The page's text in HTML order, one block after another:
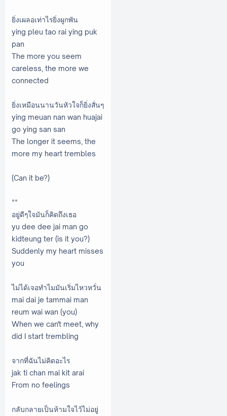
ยิ่งเผลอเท่าไรยิ่งผูกพัน
ying pleu tao rai ying puk
pan
The more you seem
careless, the more we
connected
ยิ่งเหมือนนานวันหัวใจก็ยิ่งสั่นๆ
ying meuan nan wan huajai
go ying san san
The longer it seems, the
more my heart trembles
(Can it be?)
**
อยู่ดีๆใจมันก็คิดถึงเธอ
yu dee dee jai man go
kidteung ter (is it you?)
Suddenly my heart misses
you
ไม่ได้เจอทำไมมันเริ่มไหวหวั่น
mai dai je tammai man
reum wai wan (you)
When we can't meet, why
did I start trembling
จากที่ฉันไม่คิดอะไร
jak ti chan mai kit arai
From no feelings
กลับกลายเป็นห้ามใจไว้ไม่อยู่